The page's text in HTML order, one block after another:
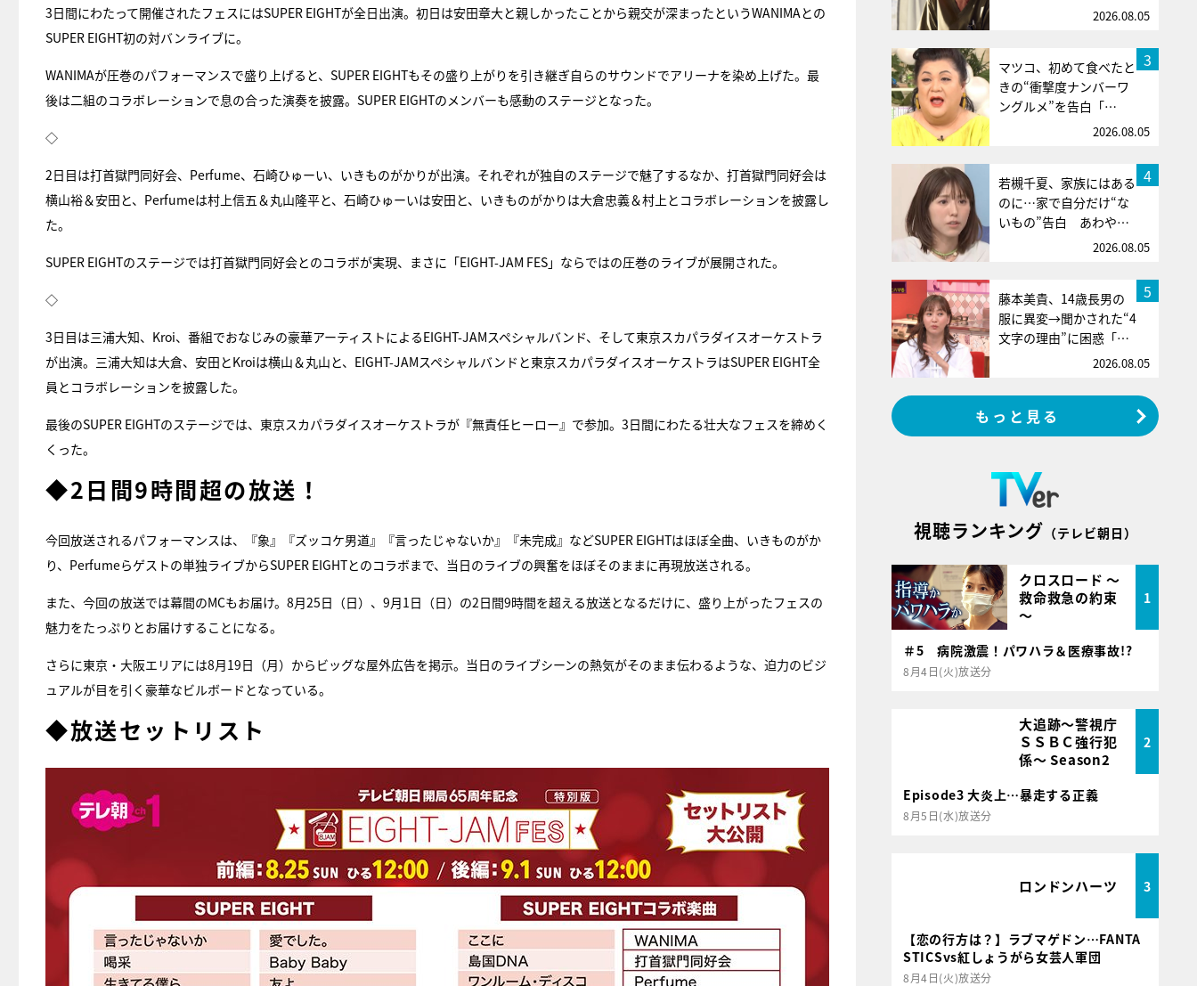
3日間にわたって開催されたフェスにはSUPER EIGHTが全日出演。初日は安田章大と親しかったことから親交が深まったというWANIMAとの
SUPER EIGHT初の対バンライブに。
WANIMAが圧巻のパフォーマンスで盛り上げると、SUPER EIGHTもその盛り上がりを引き継ぎ自らのサウンドでアリーナを染め上げた。最
後は二組のコラボレーションで息の合った演奏を披露。SUPER EIGHTのメンバーも感動のステージとなった。
◇
2日目は打首獄門同好会、Perfume、石崎ひゅーい、いきものがかりが出演。それぞれが独自のステージで魅了するなか、打首獄門同好会は
横山裕＆安田と、Perfumeは村上信五＆丸山隆平と、石崎ひゅーいは安田と、いきものがかりは大倉忠義＆村上とコラボレーションを披露し
た。
SUPER EIGHTのステージでは打首獄門同好会とのコラボが実現、まさに「EIGHT-JAM FES」ならではの圧巻のライブが展開された。
◇
3日目は三浦大知、Kroi、番組でおなじみの豪華アーティストによるEIGHT-JAMスペシャルバンド、そして東京スカパラダイスオーケストラ
が出演。三浦大知は大倉、安田とKroiは横山＆丸山と、EIGHT-JAMスペシャルバンドと東京スカパラダイスオーケストラはSUPER EIGHT全
員とコラボレーションを披露した。
最後のSUPER EIGHTのステージでは、東京スカパラダイスオーケストラが『無責任ヒーロー』で参加。3日間にわたる壮大なフェスを締めく
くった。
◆2日間9時間超の放送！
今回放送されるパフォーマンスは、『象』『ズッコケ男道』『言ったじゃないか』『未完成』などSUPER EIGHTはほぼ全曲、いきものがか
り、Perfumeらゲストの単独ライブからSUPER EIGHTとのコラボまで、当日のライブの興奮をほぼそのままに再現放送される。
また、今回の放送では幕間のMCもお届け。8月25日（日）、9月1日（日）の2日間9時間を超える放送となるだけに、盛り上がったフェスの
魅力をたっぷりとお届けすることになる。
さらに東京・大阪エリアには8月19日（月）からビッグな屋外広告を掲示。当日のライブシーンの熱気がそのまま伝わるような、迫力のビジ
ュアルが目を引く豪華なビルボードとなっている。
◆放送セットリスト
2026.08.05
3
マツコ、初めて食べたと
きの“衝撃度ナンバーワ
ングルメ”を告白「…
2026.08.05
4
若槻千夏、家族にはある
のに…家で自分だけ“な
いもの”告白 あわや…
2026.08.05
5
藤本美貴、14歳長男の
服に異変→聞かされた“4
文字の理由”に困惑「…
2026.08.05
もっと見る
視聴ランキング （テレビ朝日）
クロスロード ～
救命救急の約束
～
1
＃5 病院激震！パワハラ＆医療事故!?
8月4日(火)放送分
大追跡～警視庁
ＳＳＢＣ強行犯
係～ Season2
2
Episode3 大炎上…暴走する正義
8月5日(水)放送分
ロンドンハーツ 3
【恋の行方は？】ラブマゲドン…FANTA
STICSvs紅しょうがら女芸人軍団
8月4日(火)放送分